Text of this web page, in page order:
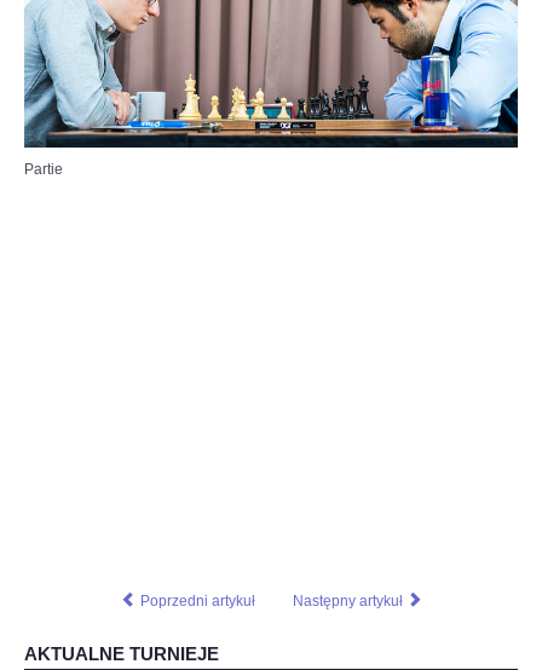
Partie
Poprzedni artykuł Następny artykuł
AKTUALNE TURNIEJE